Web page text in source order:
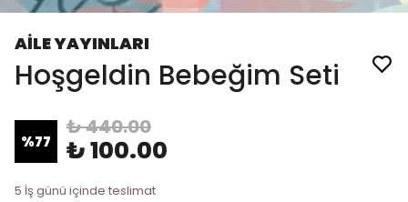
AİLE YAYINLARI
Hoşgeldin Bebeğim Seti
%77
₺ 440.00
₺ 100.00
5 İş günü içinde teslimat